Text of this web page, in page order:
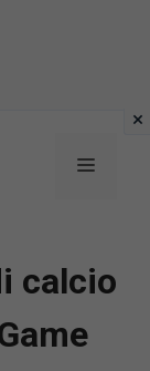
Menu
calcio